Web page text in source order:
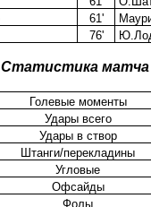
61'
76'
Статистика матча
Голевые моменты
Удары всего
Удары в створ
Штанги/перекладины
Угловые
Офсайды
Фолы